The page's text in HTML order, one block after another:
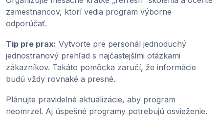
zamestnancov, ktorí vedia program výborne
odporúčať.
Tip pre prax: Vytvorte pre personál jednoduchý
jednostranový prehľad s najčastejšími otázkami
zákazníkov. Takáto pomôcka zaručí, že informácie
budú vždy rovnaké a presné.
Plánujte pravidelné aktualizácie, aby program
neomrzel. Aj úspešné programy potrebujú osvieženie.